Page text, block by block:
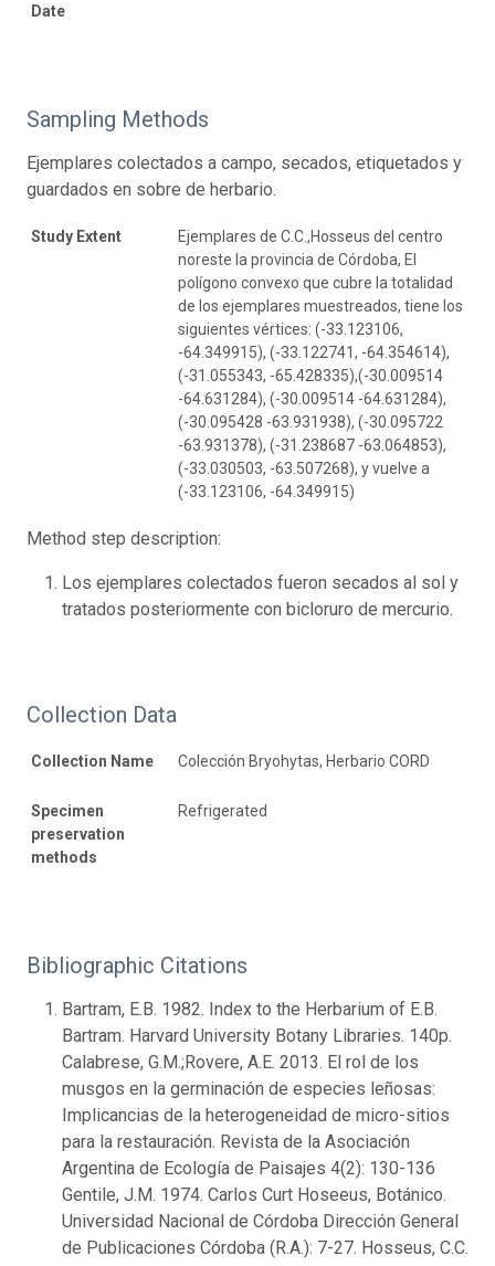
Date
Sampling Methods
Ejemplares colectados a campo, secados, etiquetados y
guardados en sobre de herbario.
Study Extent
Ejemplares de C.C.,Hosseus del centro
noreste la provincia de Córdoba, El
polígono convexo que cubre la totalidad
de los ejemplares muestreados, tiene los
siguientes vértices: (-33.123106,
-64.349915), (-33.122741, -64.354614),
(-31.055343, -65.428335),(-30.009514
-64.631284), (-30.009514 -64.631284),
(-30.095428 -63.931938), (-30.095722
-63.931378), (-31.238687 -63.064853),
(-33.030503, -63.507268), y vuelve a
(-33.123106, -64.349915)
Method step description:
Los ejemplares colectados fueron secados al sol y
tratados posteriormente con bicloruro de mercurio.
Collection Data
Collection Name Colección Bryohytas, Herbario CORD
Specimen
preservation
methods
Refrigerated
Bibliographic Citations
Bartram, E.B. 1982. Index to the Herbarium of E.B.
Bartram. Harvard University Botany Libraries. 140p.
Calabrese, G.M.;Rovere, A.E. 2013. El rol de los
musgos en la germinación de especies leñosas:
Implicancias de la heterogeneidad de micro-sitios
para la restauración. Revista de la Asociación
Argentina de Ecología de Paisajes 4(2): 130-136
Gentile, J.M. 1974. Carlos Curt Hoseeus, Botánico.
Universidad Nacional de Córdoba Dirección General
de Publicaciones Córdoba (R.A.): 7-27. Hosseus, C.C.